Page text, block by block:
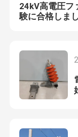
24kV高電圧フ
験に合格しま